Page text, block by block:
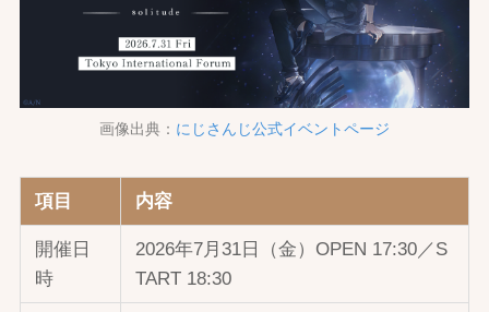
画像出典： にじさんじ公式イベントページ
項目 内容
開催日
時
2026年7月31日（金）OPEN 17:30／S
TART 18:30